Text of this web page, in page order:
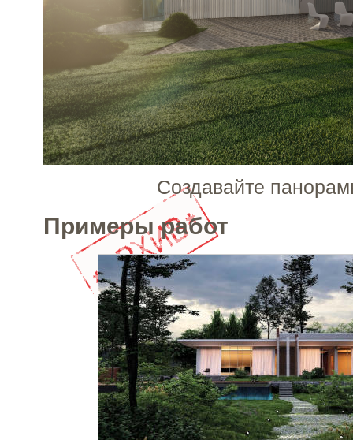
Создавайте
Примеры работ